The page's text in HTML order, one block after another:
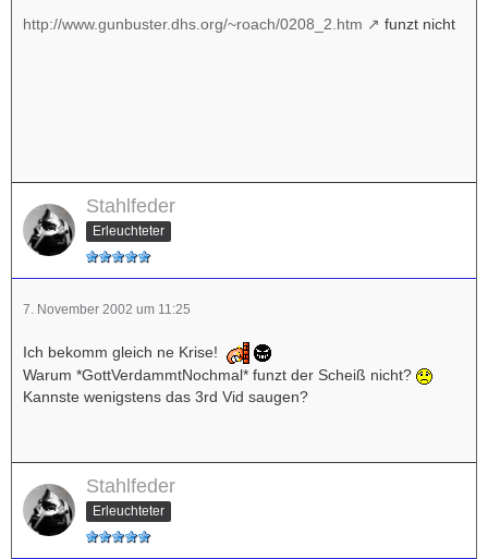
http://www.gunbuster.dhs.org/~roach/0208_2.htm funzt nicht
Stahlfeder
Erleuchteter
7. November 2002 um 11:25
Ich bekomm gleich ne Krise!
Warum *GottVerdammtNochmal* funzt der Scheiß nicht?
Kannste wenigstens das 3rd Vid saugen?
Stahlfeder
Erleuchteter